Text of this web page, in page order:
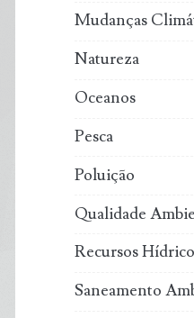
Mudanças
Natureza
Oceanos
Pesca
Poluição
Qualidade
Recursos
Saneamento